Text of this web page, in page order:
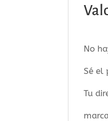
No
Sé el
Tu